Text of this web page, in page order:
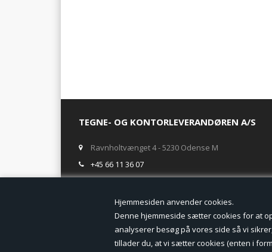
Hjemmesiden
Denne hjemmeside sætter cookies for at
analyserer besøg på vores side så vi
tillader du, at vi sætter cookies (enten i
TEGNE- OG KONTORLEVERANDØREN A/S
Ravnholtvænget 4 - 5230 Odense M
+45 66 11 36 07
salg@tegneogkontor.dk
ÅBNINGSTIDER I BUTIKKEN
Mandag-Fredag: 8.00 - 17.00
Ring gerne for lagerstatus inden besøg i butikken